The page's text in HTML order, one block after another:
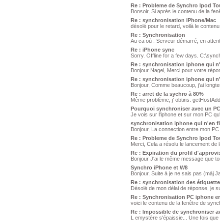
Re : Probleme de Synchro Ipod
Bonsoir, Si après le contenu de la
Re : synchronisation iPhone/Mac
désolé pour le retard, voilà le
Re : Synchronisation
Au ca où : Serveur démarré, en
Re : iPhone sync
Sorry. Offline for a few days.
Re : synchronisation iphone qui
Bonjour Nagel, Merci pour votre
Re : synchronisation iphone qui
Bonjour, Comme beaucoup, j'ai
Re : arret de la sychro à 80%
Même problème, j' obtins:
Pourquoi synchroniser avec un
Je vois sur l'iphone et sur mon PC
synchronisation iphone qui n'en
Bonjour, La connection entre mon
Re : Probleme de Synchro Ipod
Merci, Cela a résolu le lancement
Re : Expiration du profil
Bonjour J'ai le même message que
Synchro iPhone et W8
Bonjour, Suite à je ne sais pas (màj
Re : synchronisation des
Désolé de mon délai de réponse, je
Re : Synchronisation PC iphone
voici le contenu de la fenêtre de
Re : Impossible de synchroniser
L emystère s'épaissie... Une fois